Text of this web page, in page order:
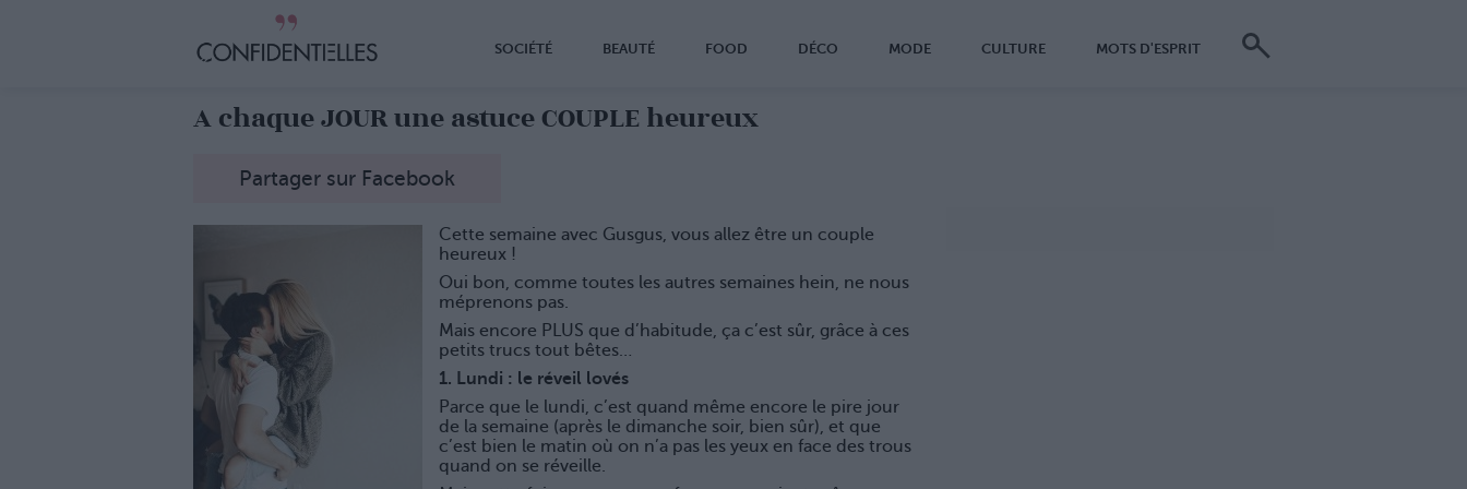
SOCIÉTÉ BEAUTÉ FOOD DÉCO MODE CULTURE MOTS D'ESPRIT
A chaque JOUR une astuce COUPLE heureux
Partager sur Facebook
Cette semaine avec Gusgus, vous allez être un couple
heureux !
Oui bon, comme toutes les autres semaines hein, ne nous
méprenons pas.
Mais encore PLUS que d’habitude, ça c’est sûr, grâce à ces
petits trucs tout bêtes…
1. Lundi : le réveil lovés
Parce que le lundi, c’est quand même encore le pire jour
de la semaine (après le dimanche soir, bien sûr), et que
c’est bien le matin où on n’a pas les yeux en face des trous
quand on se réveille.